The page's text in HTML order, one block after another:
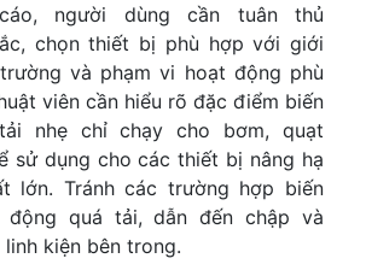
người dùng cần tuân thủ
chọn thiết bị phù hợp với giới
và phạm vi hoạt động phù
viên cần hiểu rõ đặc điểm biến
nhẹ chỉ chạy cho bơm, quạt
sử dụng cho các thiết bị nâng hạ
lớn. Tránh các trường hợp biến
động quá tải, dẫn đến chập và
linh kiện bên trong.